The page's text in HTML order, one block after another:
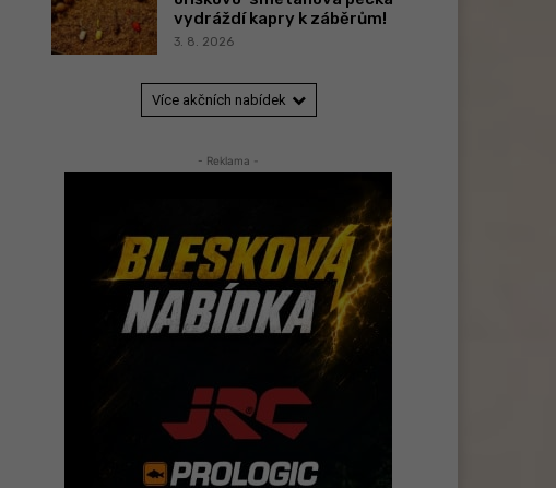
vydráždí kapry k záběrům!
3. 8. 2026
Více akčních nabídek
- Reklama -